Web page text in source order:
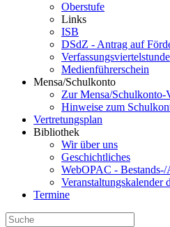
Oberstufe
Links
ISB
DSdZ - Antrag auf
Verfassungsviertelstunde
Medienführerschein
Mensa/Schulkonto
Zur Mensa/
Hinweise zum
Vertretungsplan
Bibliothek
Wir über uns
Geschichtliches
WebOPAC - Bestands-/
Veranstaltungskalender
Termine